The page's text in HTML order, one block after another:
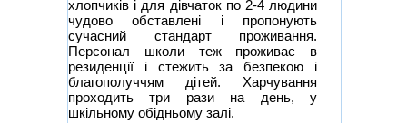
хлопчиків і для дівчаток по 2-4 людини
чудово обставлені і пропонують
сучасний стандарт проживання.
Персонал школи теж проживає в
резиденції і стежить за безпекою і
благополуччям дітей. Харчування
проходить три рази на день, у
шкільному обідньому залі.